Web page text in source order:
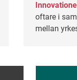
oftare i
mellan